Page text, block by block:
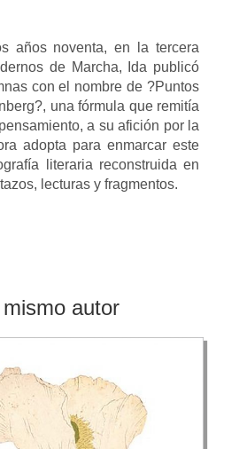
años noventa, en la tercera
de Marcha, Ida publicó
con el nombre de ?Puntos
una fórmula que remitía
a su afición por la
adopta para enmarcar este
literaria reconstruida en
lecturas y fragmentos.
autor